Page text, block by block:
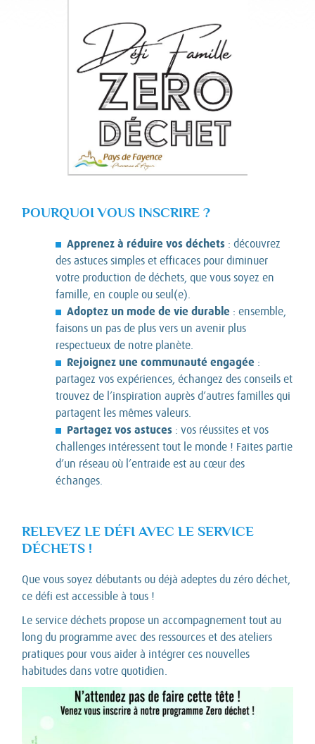
POURQUOI VOUS INSCRIRE ?
Apprenez à réduire vos déchets : découvrez
des astuces simples et efficaces pour diminuer
votre production de déchets, que vous soyez en
famille, en couple ou seul(e).
Adoptez un mode de vie durable : ensemble,
faisons un pas de plus vers un avenir plus
respectueux de notre planète.
Rejoignez une communauté engagée :
partagez vos expériences, échangez des conseils et
trouvez de l’inspiration auprès d’autres familles qui
partagent les mêmes valeurs.
Partagez vos astuces : vos réussites et vos
challenges intéressent tout le monde ! Faites partie
d’un réseau où l’entraide est au cœur des
échanges.
RELEVEZ LE DÉFI AVEC LE SERVICE
DÉCHETS !
Que vous soyez débutants ou déjà adeptes du zéro déchet,
ce défi est accessible à tous !
Le service déchets propose un accompagnement tout au
long du programme avec des ressources et des ateliers
pratiques pour vous aider à intégrer ces nouvelles
habitudes dans votre quotidien.